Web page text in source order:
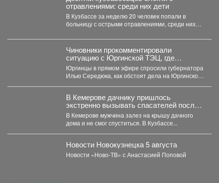
отравлениями: среди них дети
В Кузбассе за неделю 20 человек попали в
больницу с острыми отравлениями, среди них
Чиновники прокомментировали
ситуацию с Юргинской ТЭЦ, где
меняется «хозяин»
Юргинцы в прямом эфире спросили губернатора
Илью Середюка, как обстоят дела на Юргинской
В Кемерове дачнику пришлось
экстренно вызывать спасателей после
работ на участке
В Кемерове мужчина залез на крышу дачного
дома и не смог спуститься. В Кузбассе...
Новости Новокузнецка 5 августа
Новости «Ново-ТВ» с Анастасией Поповой